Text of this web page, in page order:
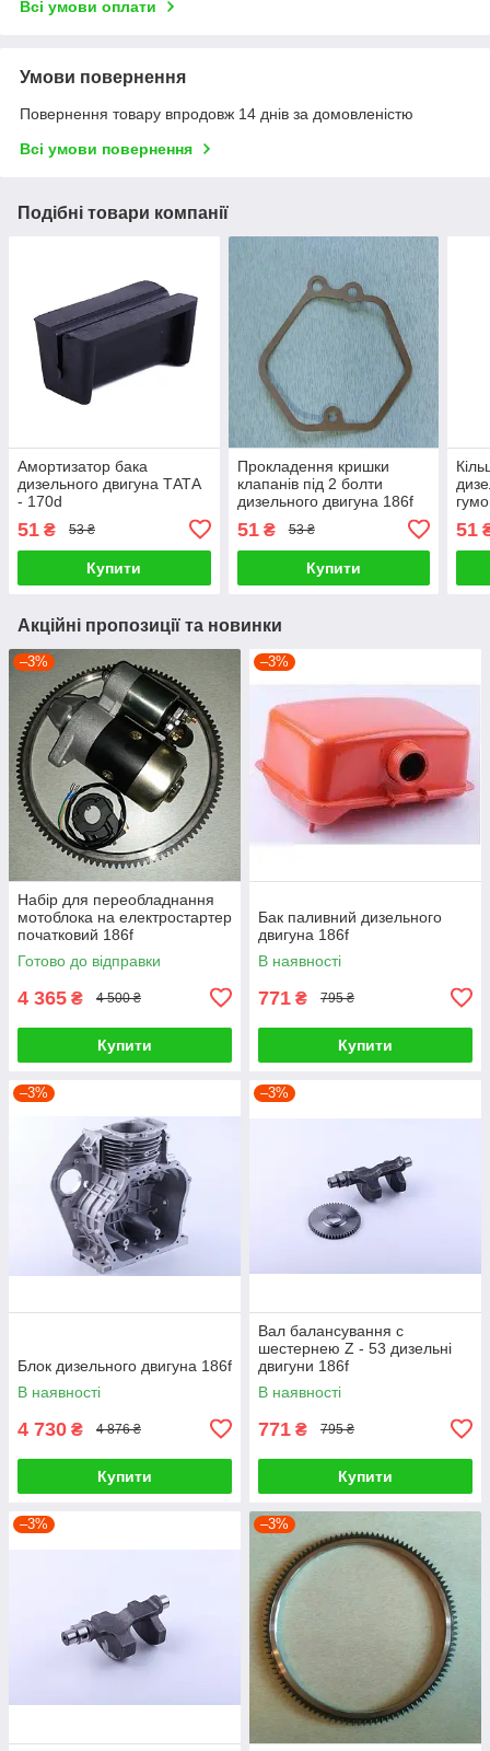
Всі умови оплати
Умови повернення
Повернення товару впродовж 14 днів за домовленістю
Всі умови повернення
Подібні товари компанії
Амортизатор бака
дизельного двигуна ТАТА
- 170d
51 ₴ 53 ₴
Купити
Прокладення кришки
клапанів під 2 болти
дизельного двигуна 186f
51₴ 53 ₴
Купити
51
Акційні пропозиції та новинки
–3%
Набір для переобладнання
мотоблока на електростартер
початковий 186f
Готово до відправки
4 365 ₴ 4 500 ₴
Купити
–3%
Бак паливний дизельного
двигуна 186f
В наявності
771 ₴ 795 ₴
Купити
–3%
Блок дизельного двигуна 186f
В наявності
4 730 ₴ 4 876 ₴
Купити
–3%
Вал балансування c
шестернею Z - 53 дизельні
двигуни 186f
В наявності
771 ₴ 795 ₴
Купити
–3% –3%